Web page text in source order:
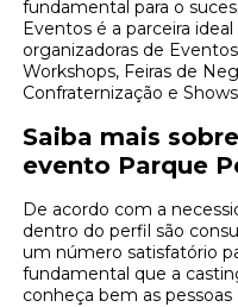
fundamental para o
Eventos é a parceira
organizadoras de
Workshops, Feiras de
Confraternização e
Saiba mais
evento Parque
De acordo com a
dentro do perfil são
um número satisfatório
fundamental que a
conheça bem as